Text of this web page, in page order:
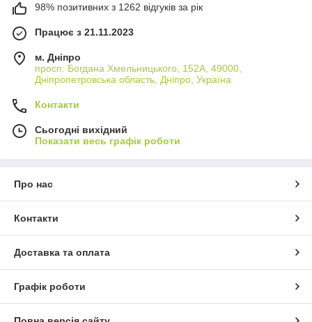
98% позитивних з 1262 відгуків за рік
Працює з 21.11.2023
м. Дніпро
просп. Богдана Хмельницького, 152А, 49000,
Дніпропетровська область, Дніпро, Україна
Контакти
Сьогодні вихідний
Показати весь графік роботи
Про нас
Контакти
Доставка та оплата
Графік роботи